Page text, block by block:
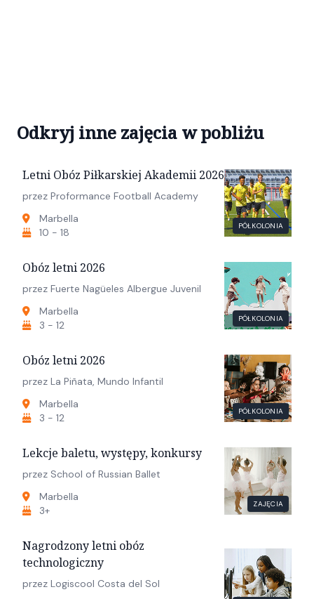
Odkryj inne zajęcia w pobliżu
PÓŁKOLONIA
Letni Obóz Piłkarskiej Akademii 2026
przez Proformance Football Academy
Marbella
10 - 18
PÓŁKOLONIA
Obóz letni 2026
przez Fuerte Nagüeles Albergue Juvenil
Marbella
3 - 12
PÓŁKOLONIA
Obóz letni 2026
przez La Piñata, Mundo Infantil
Marbella
3 - 12
ZAJĘCIA
Lekcje baletu, występy, konkursy
przez School of Russian Ballet
Marbella
3+
Nagrodzony letni obóz
technologiczny
przez Logiscool Costa del Sol